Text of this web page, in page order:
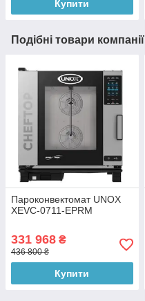
Купити
Подібні товари компанії
Пароконвектомат UNOX
XEVC-0711-EPRM
331 968 ₴
436 800 ₴
Купити